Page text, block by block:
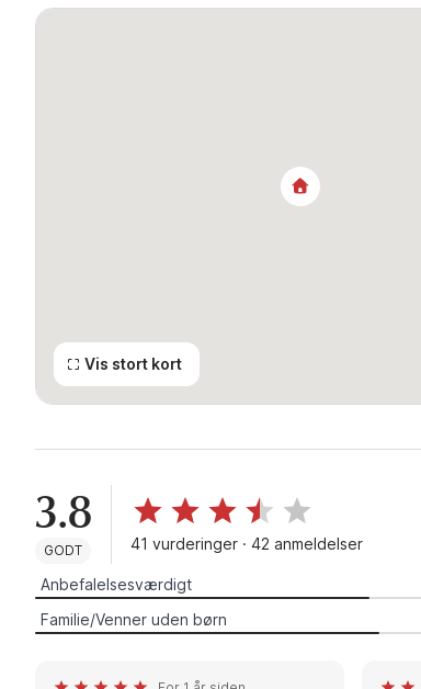
Vis stort kort
3.8
GODT 41 vurderinger · 42 anmeldelser
Anbefalelsesværdigt
Familie/Venner uden børn